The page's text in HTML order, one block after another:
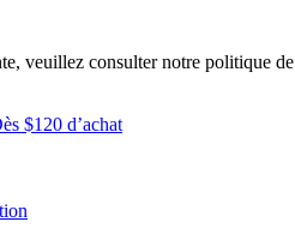
veuillez consulter notre politique de
$120 d’achat